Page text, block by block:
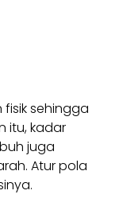
sehingga
itu, kadar
juga
Atur pola